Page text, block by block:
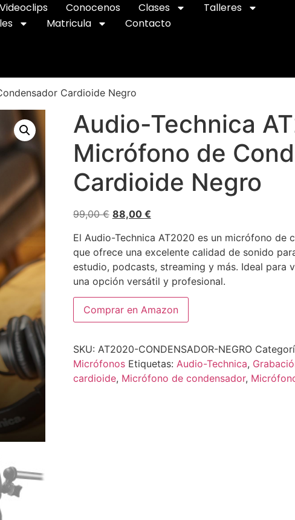
Conocenos Clases
Talleres
Matricula Contacto
Cardioide Negro
Audio-Technica
Micrófono de
Cardioide Negro
99,00€ 88,00 €
El Audio-Technica AT2020 es un micrófono de
que ofrece una excelente calidad de sonido
estudio, podcasts, streaming y más. Ideal para
una opción versátil y profesional.
Comprar en Amazon
SKU: AT2020-CONDENSADOR-NEGRO
Micrófonos Etiquetas: Audio-Technica,
cardioide, Micrófono de condensador,